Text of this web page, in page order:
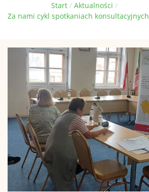
Start
Aktualności
Za nami cykl spotkaniach konsultacyjnych